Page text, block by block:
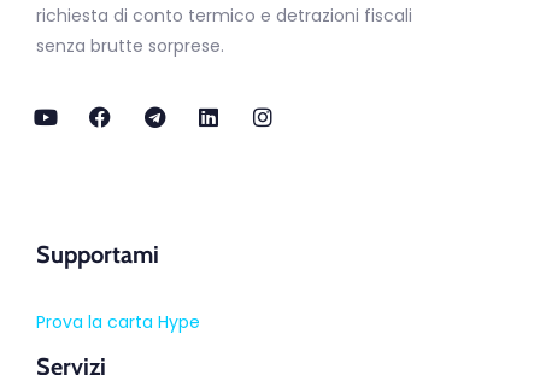
richiesta di conto termico e detrazioni fiscali
senza brutte sorprese.
Supportami
Prova la carta Hype
Servizi